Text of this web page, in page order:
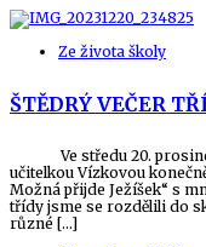
Ze života školy
ŠTĚDRÝ VEČER
Ve středu 20. prosince
učitelkou Vízkovou
Možná přijde Ježíšek“
třídy jsme se rozdělili do
různé […]